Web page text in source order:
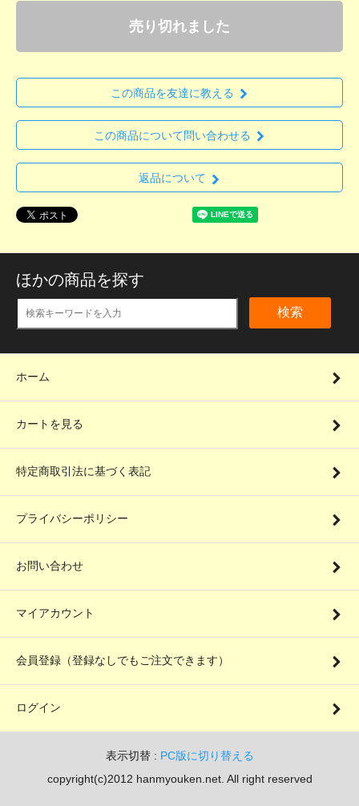
売り切れました
この商品を友達に教える
この商品について問い合わせる
返品について
ほかの商品を探す
検索
ホーム
カートを見る
特定商取引法に基づく表記
プライバシーポリシー
お問い合わせ
マイアカウント
会員登録（登録なしでもご注文できます）
ログイン
表示切替 : PC版に切り替える
copyright(c)2012 hanmyouken.net. All right reserved